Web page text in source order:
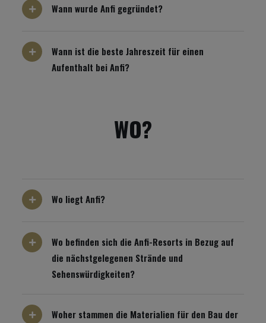
Wann wurde Anfi gegründet?
Wann ist die beste Jahreszeit für einen
Aufenthalt bei Anfi?
WO?
Wo liegt Anfi?
Wo befinden sich die Anfi-Resorts in Bezug auf
die nächstgelegenen Strände und
Sehenswürdigkeiten?
Woher stammen die Materialien für den Bau der